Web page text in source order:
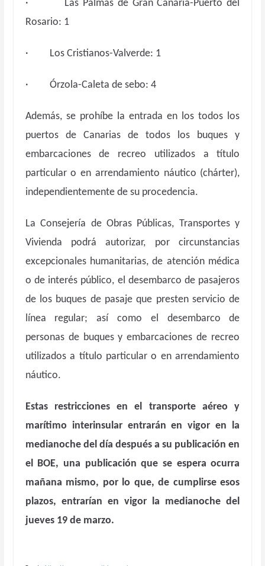
· Las Palmas de Gran Canaria-Puerto del
Rosario: 1
· Los Cristianos-Valverde: 1
· Órzola-Caleta de sebo: 4
Además, se prohíbe la entrada en los todos los
puertos de Canarias de todos los buques y
embarcaciones de recreo utilizados a título
particular o en arrendamiento náutico (chárter),
independientemente de su procedencia.
La Consejería de Obras Públicas, Transportes y
Vivienda podrá autorizar, por circunstancias
excepcionales humanitarias, de atención médica
o de interés público, el desembarco de pasajeros
de los buques de pasaje que presten servicio de
línea regular; así como el desembarco de
personas de buques y embarcaciones de recreo
utilizados a título particular o en arrendamiento
náutico.
Estas restricciones en el transporte aéreo y
marítimo interinsular entrarán en vigor en la
medianoche del día después a su publicación en
el BOE, una publicación que se espera ocurra
mañana mismo, por lo que, de cumplirse esos
plazos, entrarían en vigor la medianoche del
jueves 19 de marzo.